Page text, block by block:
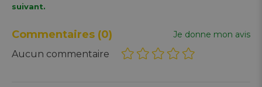
suivant.
Commentaires (0) Je donne mon avis
Aucun commentaire